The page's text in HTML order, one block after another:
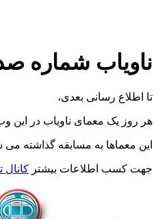
ناویاب شماره صد
تا اطلاع رسانی بعدی،
هر روز یک معمای ناویاب در این
این معماها به مسابقه گذاشته می
جهت کسب اطلاعات بیشتر کانال